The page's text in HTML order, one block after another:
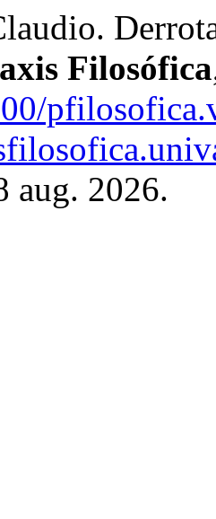
Filosófica
aug. 2026.